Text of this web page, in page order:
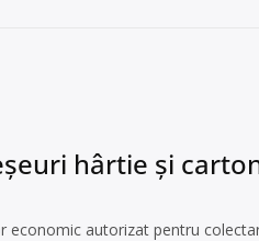
hârtie și
economic autorizat pentru